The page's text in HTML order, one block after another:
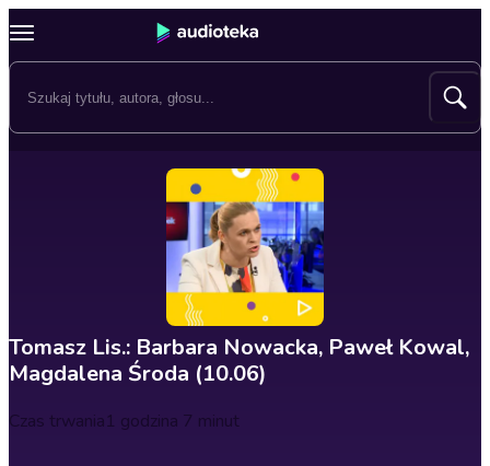
Tomasz Lis.: Barbara Nowacka, Paweł Kowal,
Magdalena Środa (10.06)
Czas trwania1 godzina 7 minut